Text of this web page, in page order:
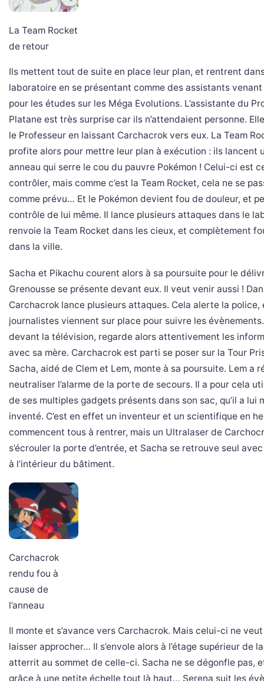
La Team Rocket
de retour
Ils mettent tout de suite en place leur plan, et rentrent
laboratoire en se présentant comme des assistants
pour les études sur les Méga Evolutions. L’assistante du
Platane est très surprise car ils n’attendaient personne.
le Professeur en laissant Carchacrok vers eux. La Team
profite alors pour mettre leur plan à exécution : ils lancent
anneau qui serre le cou du pauvre Pokémon ! Celui-ci est
contrôler, mais comme c’est la Team Rocket, cela ne se
comme prévu… Et le Pokémon devient fou de douleur, et
contrôle de lui même. Il lance plusieurs attaques dans le
renvoie la Team Rocket dans les cieux, et complètement
dans la ville.
Sacha et Pikachu courent alors à sa poursuite pour le
Grenousse se présente devant eux. Il veut venir aussi !
Carchacrok lance plusieurs attaques. Cela alerte la police,
journalistes viennent sur place pour suivre les
devant la télévision, regarde alors attentivement les
avec sa mère. Carchacrok est parti se poser sur la Tour
Sacha, aidé de Clem et Lem, monte à sa poursuite. Lem a
neutraliser l’alarme de la porte de secours. Il a pour cela
de ses multiples gadgets présents dans son sac, qu’il a lui
inventé. C’est en effet un inventeur et un scientifique en
commencent tous à rentrer, mais un Ultralaser de
s’écrouler la porte d’entrée, et Sacha se retrouve seul
à l’intérieur du bâtiment.
Carchacrok
rendu fou à
cause de
l’anneau
Il monte et s’avance vers Carchacrok. Mais celui-ci ne
laisser approcher… Il s’envole alors à l’étage supérieur de
atterrit au sommet de celle-ci. Sacha ne se dégonfle pas,
grâce à une petite échelle tout là haut… Serena suit les